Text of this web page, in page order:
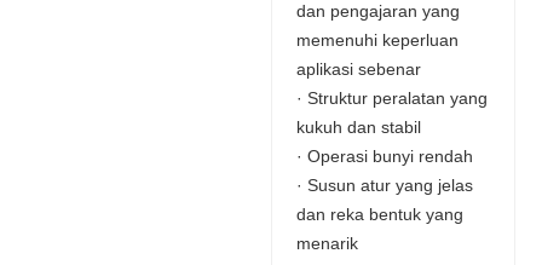
dan pengajaran yang
memenuhi keperluan
aplikasi sebenar
· Struktur peralatan yang
kukuh dan stabil
· Operasi bunyi rendah
· Susun atur yang jelas
dan reka bentuk yang
menarik